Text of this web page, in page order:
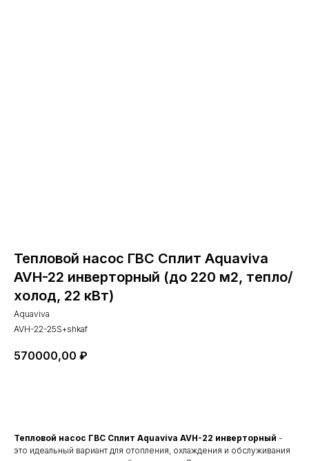
Тепловой насос ГВС Сплит Aquaviva
AVH-22 инверторный (до 220 м2, тепло/
холод, 22 кВт)
Aquaviva
AVH-22-25S+shkaf
570000,00 ₽
Тепловой насос ГВС Сплит Aquaviva AVH-22 инверторный -
это идеальный вариант для отопления, охлаждения и обслуживания